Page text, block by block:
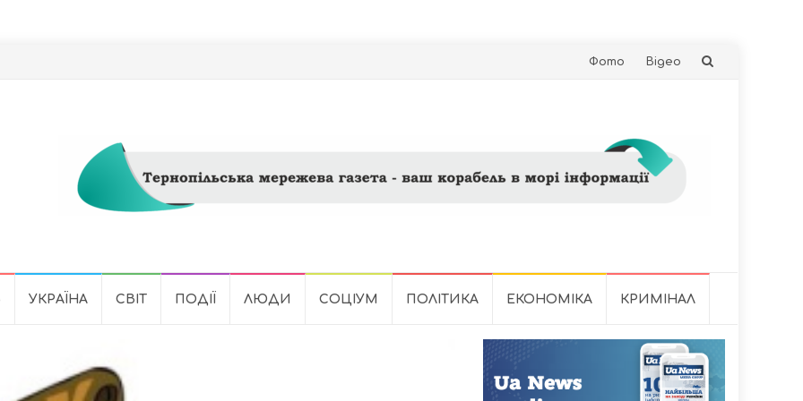
Skip
Фото Відео
УКРАЇНА СВІТ ПОДІЇ ЛЮДИ СОЦІУМ ПОЛІТИКА ЕКОНОМІКА КРИМІНАЛ